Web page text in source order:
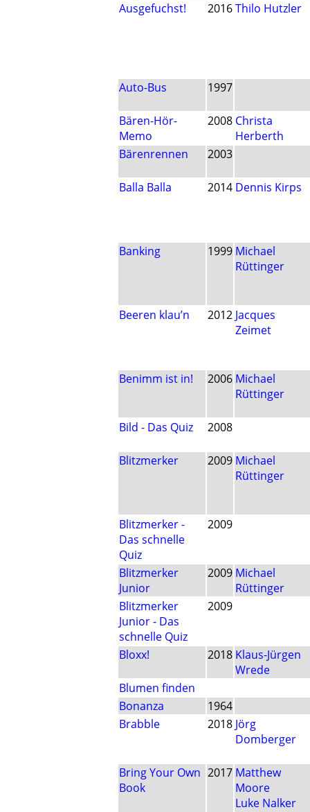
Ausgefuchst! 2016Thilo Hutzler
Auto-Bus 1997
Bären-Hör-
Memo
2008 Christa
Herberth
Bärenrennen
2003
Balla Balla 2014 Dennis Kirps
Banking 1999 Michael
Rüttinger
Beeren klau’n 2012 Jacques
Zeimet
Benimm ist in! 2006 Michael
Rüttinger
Bild - Das Quiz 2008
Blitzmerker 2009 Michael
Rüttinger
Blitzmerker -
Das schnelle
Quiz
2009
Blitzmerker
Junior
2009 Michael
Rüttinger
Blitzmerker
Junior - Das
schnelle Quiz
2009
Bloxx! 2018 Klaus-Jürgen
Wrede
Blumen finden
Bonanza
1964
Brabble
2018 Jörg
Domberger
Bring Your Own
Book
2017 Matthew
Moore
Luke Nalker